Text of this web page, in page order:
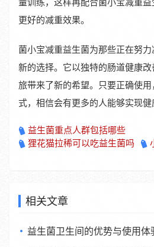
更好的减重效果。
菌小宝减重益生菌为那些正在努
新的选择。它以独特的肠道健康
旅带来了新的希望。只要正确使
式，相信会有更多的人能够实现健
益生菌重点人群包括哪些
狸花猫拉稀可以吃益生菌吗
相关文章
益生菌卫生间的优势与使用体验全